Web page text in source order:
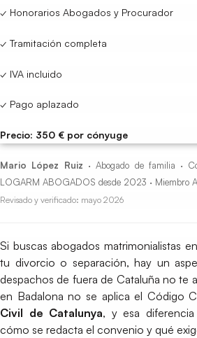
✓ Honorarios Abogados y Procurador
✓ Tramitación completa
✓ IVA incluido
✓ Pago aplazado
Precio: 350 € por cónyuge
Mario López Ruiz · Abogado de familia ·
LOGARM ABOGADOS desde 2023 · Miembro
Revisado y verificado: mayo 2026
Si buscas abogados matrimonialistas
tu divorcio o separación, hay un
despachos de fuera de Cataluña no te
en Badalona no se aplica el Código
Civil de Catalunya, y esa
cómo se redacta el convenio y qué